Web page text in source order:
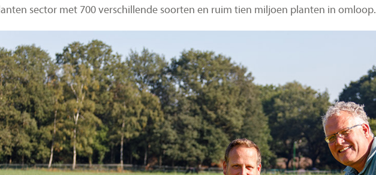
sector met 700 verschillende soorten en ruim tien miljoen planten in omloop.